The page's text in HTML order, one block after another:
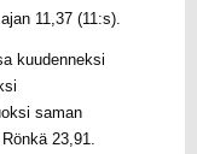
11,37 (11:s).
kuudenneksi
saman
23,91.